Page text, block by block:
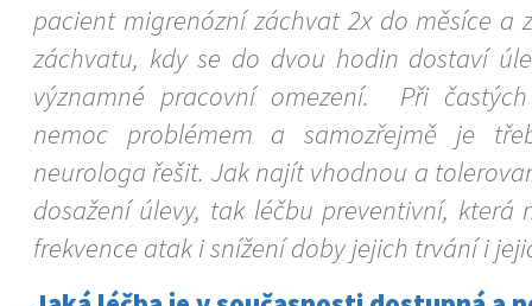
pacient migrenózní záchvat 2x do měsíce a
záchvatu, kdy se do dvou hodin dostaví
významné pracovní omezení. Při
nemoc problémem a samozřejmě je
neurologa řešit. Jak najít vhodnou a
dosažení úlevy, tak léčbu preventivní, která
frekvence atak i snížení doby jejich trvání i